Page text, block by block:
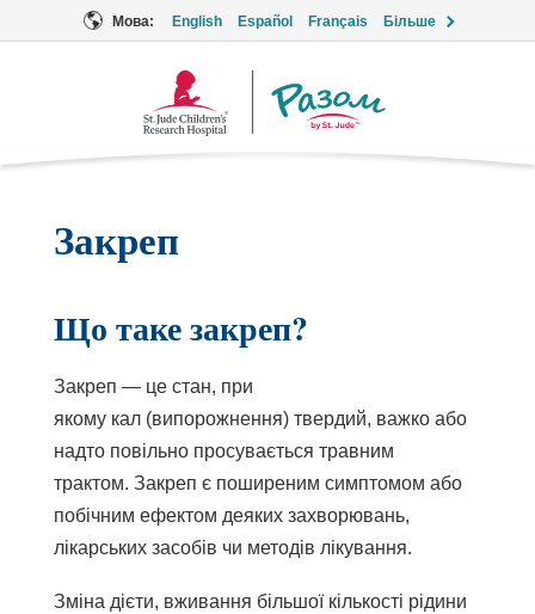
Мова: English Español Français Більше
Логотип
Закреп
Що таке закреп?
Закреп — це стан, при
якому кал (випорожнення) твердий, важко або
надто повільно просувається травним
трактом. Закреп є поширеним симптомом або
побічним ефектом деяких захворювань,
лікарських засобів чи методів лікування.
Зміна дієти, вживання більшої кількості рідини